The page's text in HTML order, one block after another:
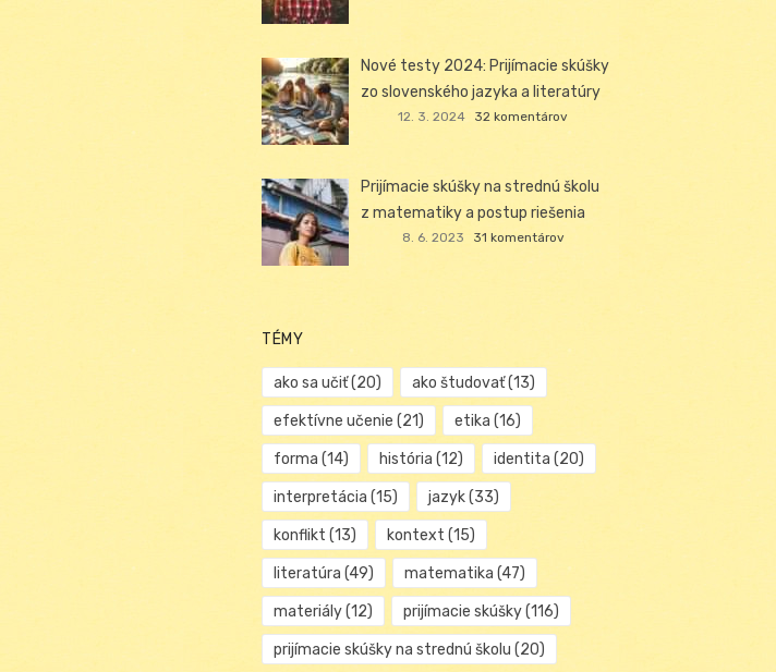
Nové testy 2024: Prijímacie skúšky
zo slovenského jazyka a literatúry
12. 3. 2024 32 komentárov
Prijímacie skúšky na strednú školu
z matematiky a postup riešenia
8. 6. 2023 31 komentárov
TÉMY
ako sa učiť(20) ako študovať(13)
efektívne učenie (21) etika (16)
forma (14) história (12) identita (20)
interpretácia (15) jazyk(33)
konflikt (13) kontext (15)
literatúra (49) matematika (47)
materiály(12) prijímacie skúšky(116)
prijímacie skúšky na strednú školu (20)